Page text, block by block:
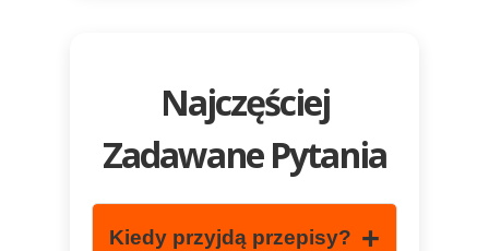
Najczęściej
Zadawane Pytania
Kiedy przyjdą przepisy? +